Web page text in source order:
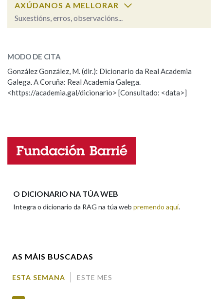
Na fraseoloxía
Marcas gramaticais
AXÚDANOS A MELLORAR
Suxestións, erros, observacións...
ESCOLLE UNHA OPCIÓN:
Observación Hai un erro na palabra
Propoño mellorar a definición
Nome
MODO DE CITA
González González, M. (dir.): Dicionario da Real Academia
Galega. A Coruña: Real Academia Galega.
<https://academia.gal/dicionario> [Consultado: <data>]
O DICIONARIO NA TÚA WEB
Integra o dicionario da RAG na túa web premendo aquí.
AS MÁIS BUSCADAS
ESTA SEMANA ESTE MES